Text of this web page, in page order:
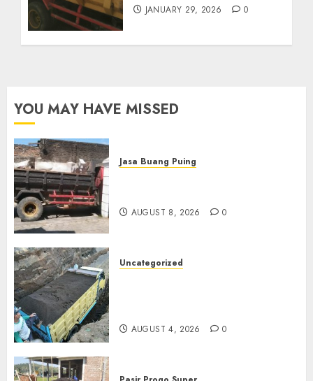
JANUARY 29, 2026 0
YOU MAY HAVE MISSED
Jasa Buang Puing
AUGUST 8, 2026 0
Uncategorized
AUGUST 4, 2026 0